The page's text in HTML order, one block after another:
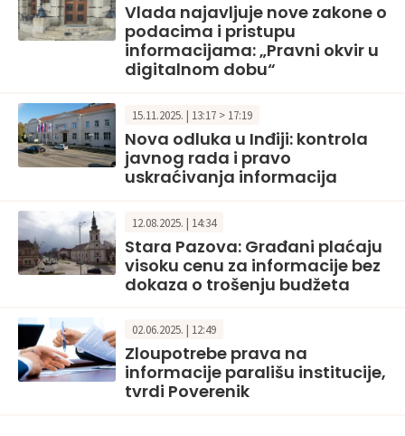
Vlada najavljuje nove zakone o
podacima i pristupu
informacijama: „Pravni okvir u
digitalnom dobu“
15.11.2025. | 13:17 > 17:19
Nova odluka u Inđiji: kontrola
javnog rada i pravo
uskraćivanja informacija
12.08.2025. | 14:34
Stara Pazova: Građani plaćaju
visoku cenu za informacije bez
dokaza o trošenju budžeta
02.06.2025. | 12:49
Zloupotrebe prava na
informacije parališu institucije,
tvrdi Poverenik